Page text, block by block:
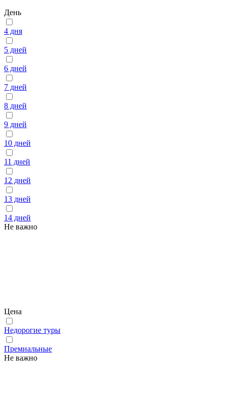
День
4 дня
5 дней
6 дней
7 дней
8 дней
9 дней
10 дней
11 дней
12 дней
13 дней
14 дней
Не важно
Цена
Недорогие туры
Премиальные
Не важно